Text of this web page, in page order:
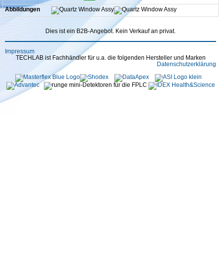
Abbildungen
Dies ist ein B2B-Angebot. Kein Verkauf an privat.
Impressum
TECHLAB ist Fachhändler für u.a. die folgenden Hersteller und Marken
Datenschutzerklärung